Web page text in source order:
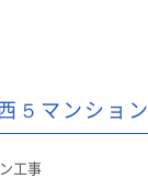
５マンション
工事